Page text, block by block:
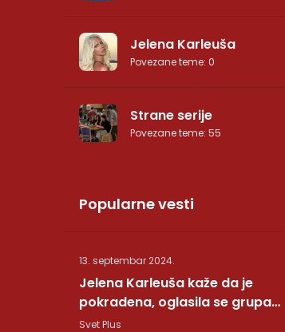
Jelena Karleuša
Povezane teme: 0
Strane serije
Povezane teme: 55
Popularne vesti
13. septembar 2024.
Jelena Karleuša kaže da je
pokradena, oglasila se grupa
Hurricane: Pesma RUNDE je naša!
Svet Plus